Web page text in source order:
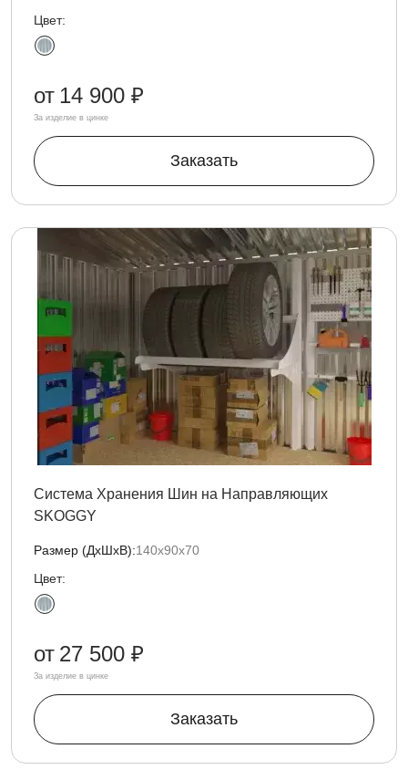
Цвет:
от 14 900 ₽
За изделие в цинке
Заказать
Система Хранения Шин на Направляющих
SKOGGY
Размер (ДxШxВ):140х90х70
Цвет:
от 27 500 ₽
За изделие в цинке
Заказать